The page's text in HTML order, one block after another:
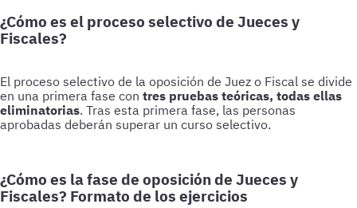
¿Cómo es el proceso selectivo de Jueces y
Fiscales?
El proceso selectivo de la oposición de Juez o Fiscal se divide
en una primera fase con tres pruebas teóricas, todas ellas
eliminatorias. Tras esta primera fase, las personas
aprobadas deberán superar un curso selectivo.
¿Cómo es la fase de oposición de Jueces y
Fiscales? Formato de los ejercicios